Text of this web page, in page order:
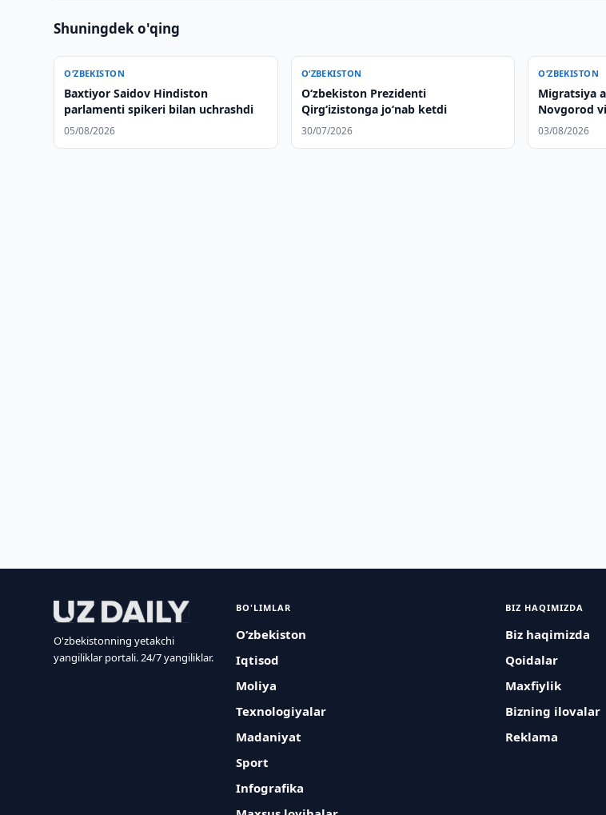
Shuningdek o'qing
O‘ZBEKISTON
Baxtiyor Saidov Hindiston
parlamenti spikeri bilan uchrashdi
05/08/2026
O‘ZBEKISTON
O‘zbekiston Prezidenti
Qirg‘izistonga jo‘nab ketdi
30/07/2026
O‘ZBEKISTON
Migratsiya
Novgorod
nazoratga
03/08/2026
O'zbekistonning yetakchi
yangiliklar portali. 24/7 yangiliklar.
BO'LIMLAR
O‘zbekiston
Iqtisod
Moliya
Texnologiyalar
Madaniyat
Sport
Infografika
BIZ HAQIMIZDA
Biz haqimizda
Qoidalar
Maxfiylik
Bizning ilovalar
Reklama